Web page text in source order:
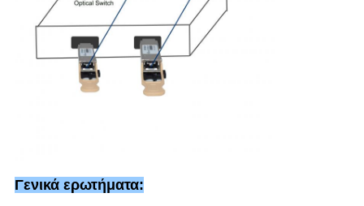
Γενικά ερωτήματα: